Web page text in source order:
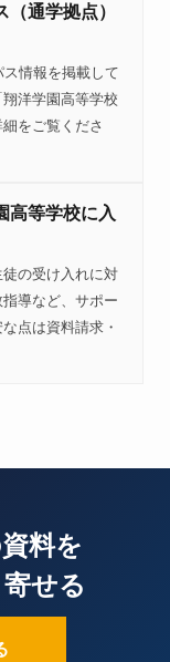
通学拠点）
情報を掲載して
洋学園高等学校
をご覧くださ
高等学校に入
の受け入れに対
導など、サポー
点は資料請求・
料を
せる